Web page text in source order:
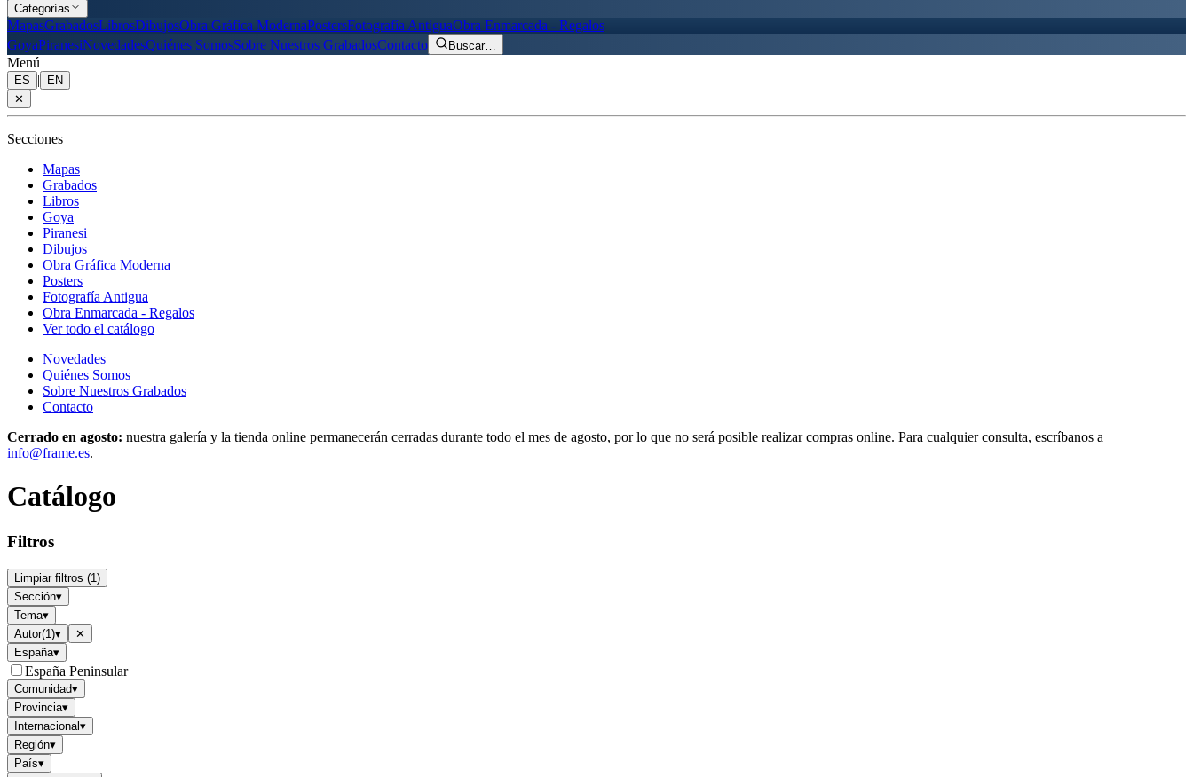
Categorías
MapasGrabadosLibrosDibujosObra Gráfica ModernaPostersFotografía AntiguaObra Enmarcada - Regalos
GoyaPiranesiNovedadesQuiénes SomosSobre Nuestros GrabadosContacto Buscar…
Menú
ES |
EN
✕
Secciones
Mapas
Grabados
Libros
Goya
Piranesi
Dibujos
Obra Gráfica Moderna
Posters
Fotografía Antigua
Obra Enmarcada - Regalos
Ver todo el catálogo
Novedades
Quiénes Somos
Sobre Nuestros Grabados
Contacto
Cerrado en agosto: nuestra galería y la tienda online permanecerán cerradas durante todo el mes de agosto, por lo que no será posible realizar compras online. Para cualquier consulta, escríbanos a
info@frame.es.
Catálogo
Filtros
Limpiar filtros (1)
Sección▾
Tema▾
Autor(1)▾
✕
España▾
España Peninsular
Comunidad▾
Provincia▾
Internacional▾
Región▾
País▾